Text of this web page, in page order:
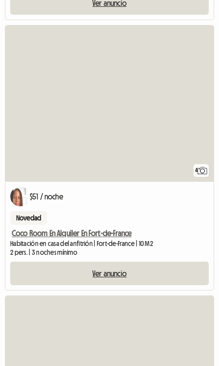
Ver anuncio
4
$51 / noche
Novedad
Coco Room En Alquiler En Fort-de-France
Habitación en casa del anfitrión | Fort-de-France | 10 M2
2 pers. | 3 noches mínimo
Ver anuncio